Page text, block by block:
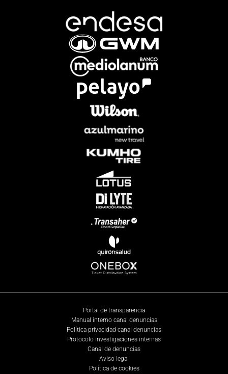
Portal de transparencia
Manual interno canal denuncias
Política privacidad canal denuncias
Protocolo investigaciones internas
Canal de denuncias
Aviso legal
Política de cookies